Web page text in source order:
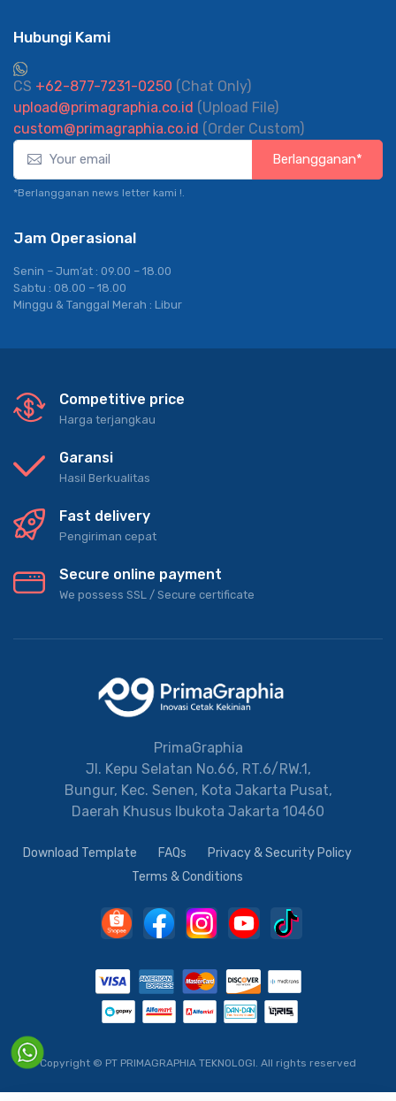
Hubungi Kami
CS +62-877-7231-0250 (Chat Only)
upload@primagraphia.co.id (Upload File)
custom@primagraphia.co.id (Order Custom)
Berlangganan*
*Berlangganan news letter kami !.
Jam Operasional
Senin – Jum’at : 09.00 – 18.00
Sabtu : 08.00 – 18.00
Minggu & Tanggal Merah : Libur
Competitive price
Harga terjangkau
Garansi
Hasil Berkualitas
Fast delivery
Pengiriman cepat
Secure online payment
We possess SSL / Secure сertificate
PrimaGraphia
Jl. Kepu Selatan No.66, RT.6/RW.1,
Bungur, Kec. Senen, Kota Jakarta Pusat,
Daerah Khusus Ibukota Jakarta 10460
Download Template FAQs
Privacy & Security Policy
Terms & Conditions
Copyright © PT PRIMAGRAPHIA TEKNOLOGI. All rights reserved